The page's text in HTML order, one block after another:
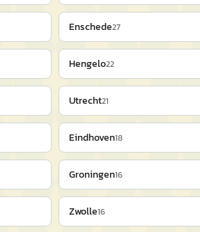
Enschede27
Hengelo22
Utrecht21
Eindhoven18
Groningen16
Zwolle16